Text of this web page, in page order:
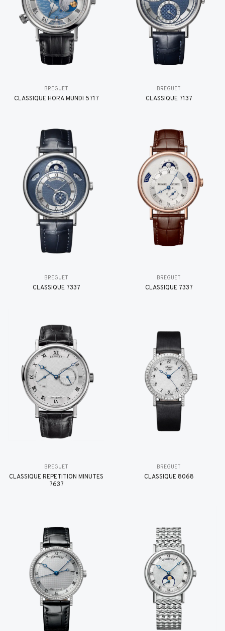
BREGUET
CLASSIQUE HORA MUNDI 5717
BREGUET
CLASSIQUE 7137
BREGUET
CLASSIQUE 7337
BREGUET
CLASSIQUE 7337
BREGUET
CLASSIQUE RÉPÉTITION MINUTES
7637
BREGUET
CLASSIQUE 8068